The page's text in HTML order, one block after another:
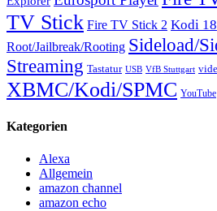
TV Stick Fire TV Stick 2 Kodi 18
Root/Jailbreak/Rooting Sideload/
Streaming Tastatur USB VfB Stuttgart
XBMC/Kodi/SPMC YouTube
Kategorien
Alexa
Allgemein
amazon channel
amazon echo